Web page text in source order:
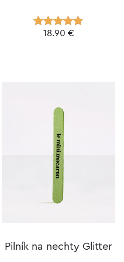
Hodnotenie
18.90 €
Pilník na nechty Glitter